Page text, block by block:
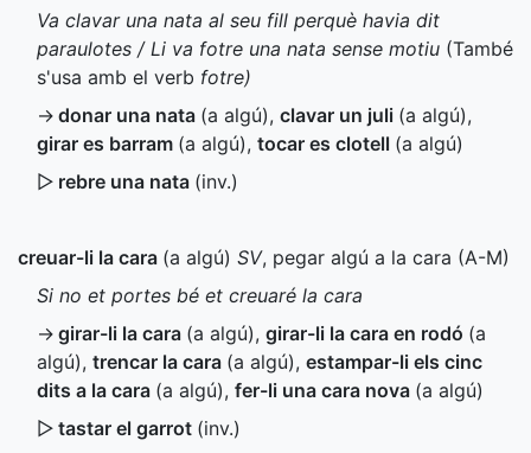
Va clavar una nata al seu fill perquè havia dit
paraulotes / Li va fotre una nata sense motiu (També
s'usa amb el verb fotre)
→ donar una nata (a algú), clavar un juli (a algú),
girar es barram (a algú), tocar es clotell (a algú)
▷ rebre una nata (inv.)
creuar-li la cara (a algú) SV, pegar algú a la cara (A-M)
Si no et portes bé et creuaré la cara
→ girar-li la cara (a algú), girar-li la cara en rodó (a
algú), trencar la cara (a algú), estampar-li els cinc
dits a la cara (a algú), fer-li una cara nova (a algú)
▷ tastar el garrot (inv.)